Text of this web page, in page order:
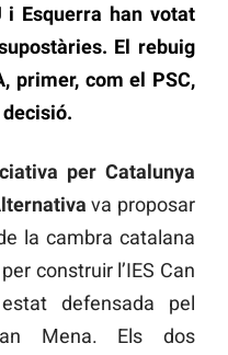
Esquerra han votat
El rebuig
primer, com el PSC,
per Catalunya
va proposar
la cambra catalana
construir l’IES Can
defensada pel
Mena. Els dos